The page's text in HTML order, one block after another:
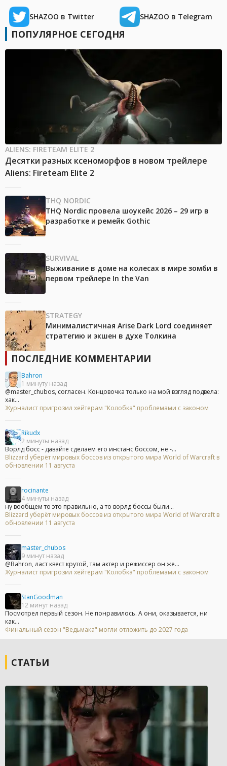
SHAZOO в Twitter SHAZOO в Telegram
ПОПУЛЯРНОЕ СЕГОДНЯ
ALIENS: FIRETEAM ELITE 2
Десятки разных ксеноморфов в новом трейлере
Aliens: Fireteam Elite 2
THQ NORDIC
THQ Nordic провела шоукейс 2026 – 29 игр в
разработке и ремейк Gothic
SURVIVAL
Выживание в доме на колесах в мире зомби в
первом трейлере In the Van
STRATEGY
Минималистичная Arise Dark Lord соединяет
стратегию и экшен в духе Толкина
ПОСЛЕДНИЕ КОММЕНТАРИИ
Bahron
1 минуту назад
@master_chubos, согласен. Концовочка только на мой взгляд подвела:
хак...
Журналист пригрозил хейтерам "Колобка" проблемами с законом
Rikudx
2 минуты назад
Ворлд босс - давайте сделаем его инстанс боссом, не -...
Blizzard уберёт мировых боссов из открытого мира World of Warcraft в
обновлении 11 августа
rocinante
4 минуты назад
ну вообщем то это правильно, а то ворлд боссы были...
Blizzard уберёт мировых боссов из открытого мира World of Warcraft в
обновлении 11 августа
master_chubos
9 минут назад
@Bahron, ласт квест крутой, там актер и режиссер он же...
Журналист пригрозил хейтерам "Колобка" проблемами с законом
StanGoodman
12 минут назад
Посмотрел первый сезон. Не понравилось. А они, оказывается, ни
как...
Финальный сезон "Ведьмака" могли отложить до 2027 года
СТАТЬИ